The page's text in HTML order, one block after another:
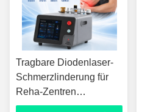
Tragbare Diodenlaser-
Schmerzlinderung für
Reha-Zentren
Physiotherapie-Kliniken